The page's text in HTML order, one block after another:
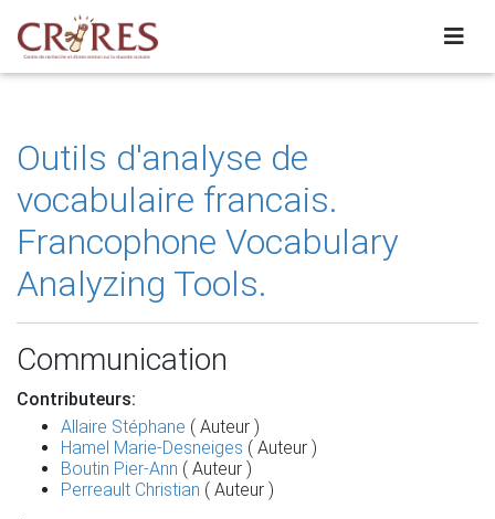
Outils d'analyse de
vocabulaire francais.
Francophone Vocabulary
Analyzing Tools.
Communication
Contributeurs:
Allaire Stéphane ( Auteur )
Hamel Marie-Desneiges ( Auteur )
Boutin Pier-Ann ( Auteur )
Perreault Christian ( Auteur )